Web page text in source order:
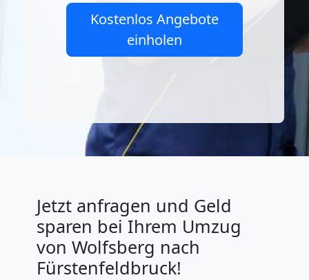
Kostenlos Angebote
einholen
Jetzt anfragen und Geld
sparen bei Ihrem Umzug
von Wolfsberg nach
Fürstenfeldbruck!